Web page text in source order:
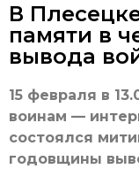
В
памяти в
вывода
15 февраля в
воинам —
состоялся
годовщины